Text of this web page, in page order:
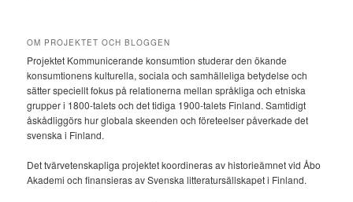
OM PROJEKTET OCH BLOGGEN
Projektet Kommunicerande konsumtion studerar den ökande
konsumtionens kulturella, sociala och samhälleliga betydelse och
sätter speciellt fokus på relationerna mellan språkliga och etniska
grupper i 1800-talets och det tidiga 1900-talets Finland. Samtidigt
åskådliggörs hur globala skeenden och företeelser påverkade det
svenska i Finland.
Det tvärvetenskapliga projektet koordineras av historieämnet vid Åbo
Akademi och finansieras av Svenska litteratursällskapet i Finland.